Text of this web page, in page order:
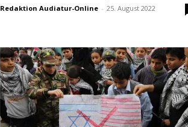
Redaktion Audiatur-Online - 25. August 2022